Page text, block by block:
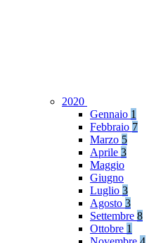
2020
Gennaio 1
Febbraio 7
Marzo 5
Aprile 3
Maggio
Giugno
Luglio 3
Agosto 3
Settembre 8
Ottobre 1